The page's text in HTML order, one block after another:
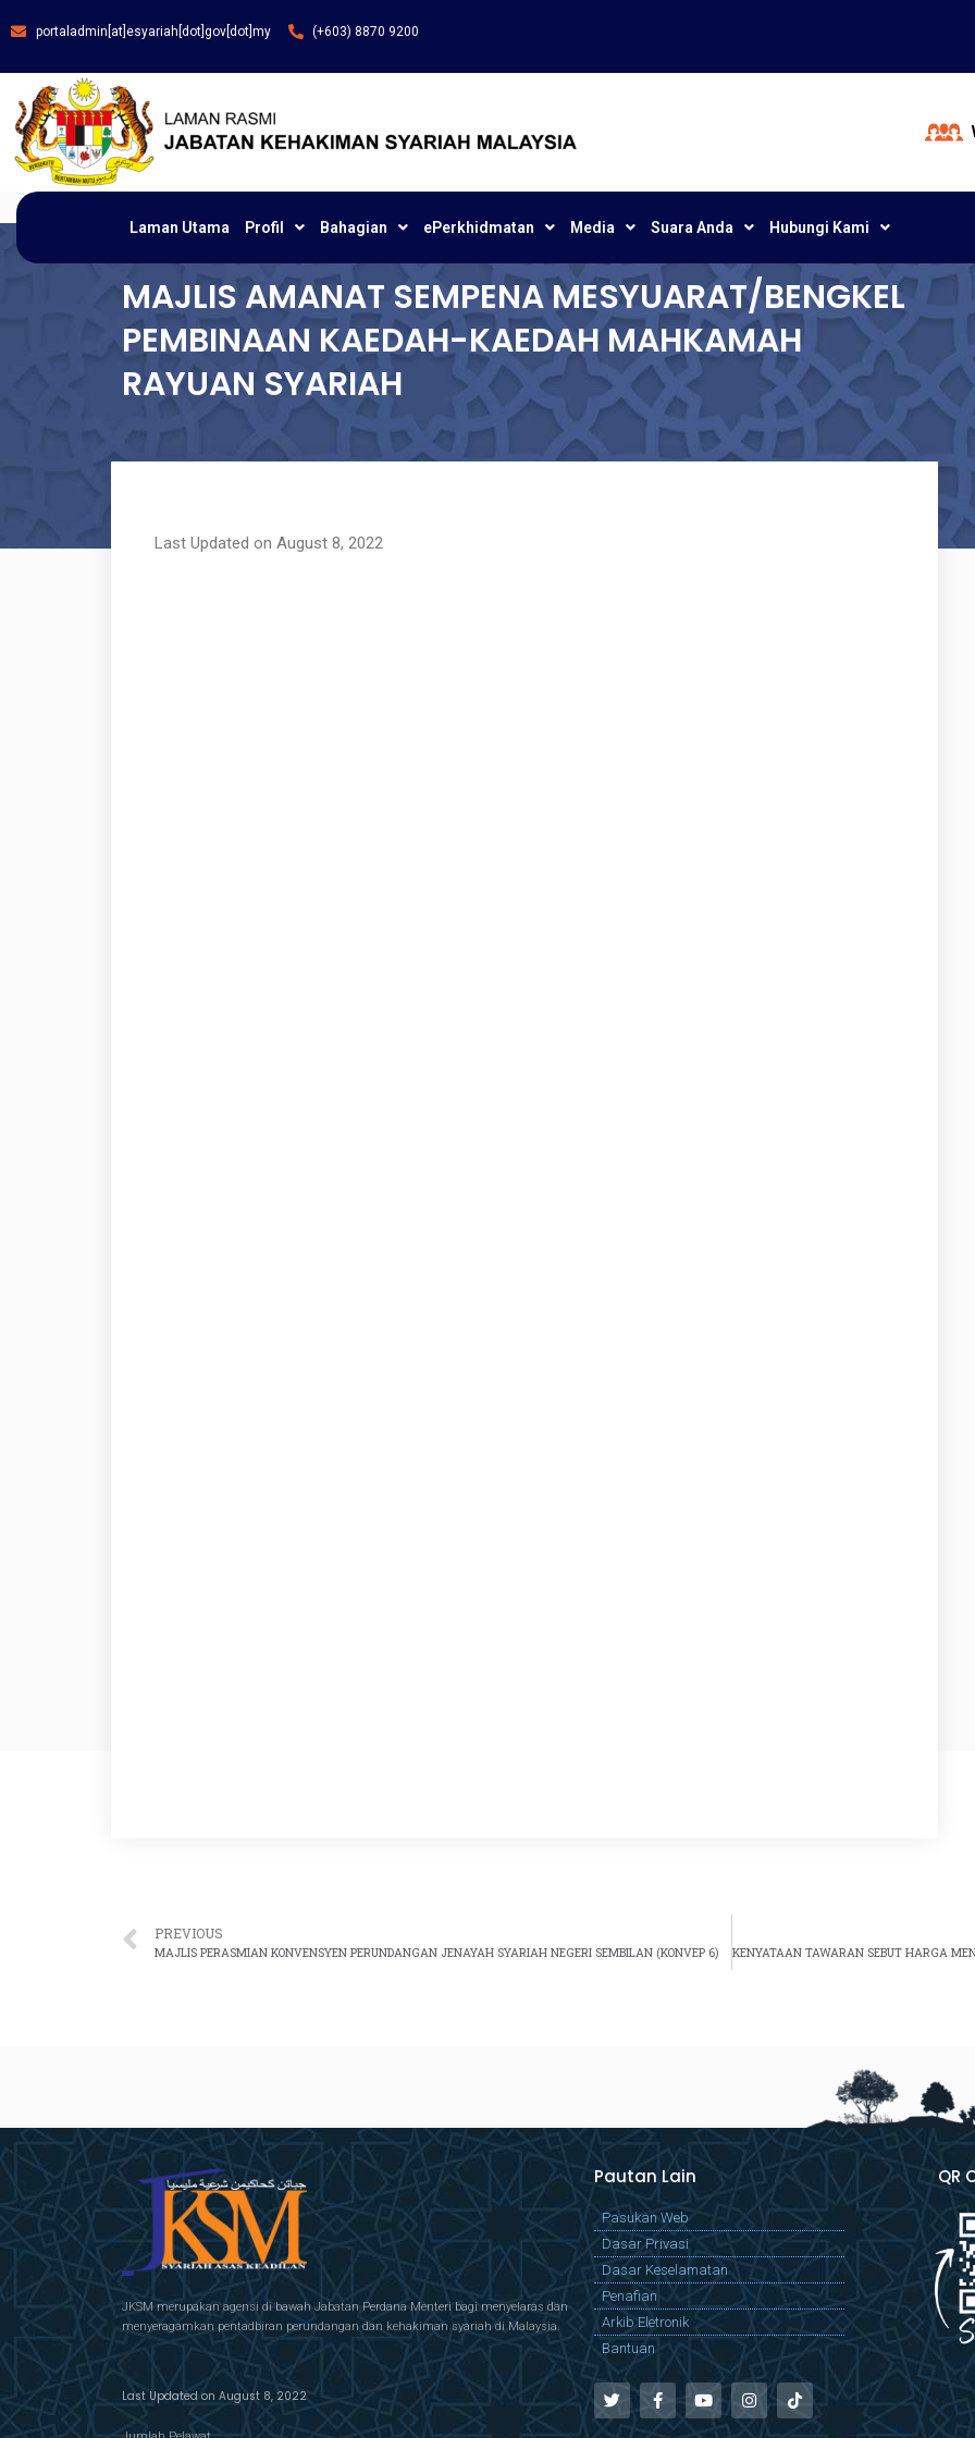
portaladmin[at]esyariah[dot]gov[dot]my (+603) 8870 9200
Laman Utama Profil Bahagian ePerkhidmatan Media Suara Anda Hubungi Kami
MAJLIS AMANAT SEMPENA MESYUARAT/BENGKEL
PEMBINAAN KAEDAH-KAEDAH MAHKAMAH
RAYUAN SYARIAH
Last Updated on August 8, 2022
PREVIOUS
MAJLIS PERASMIAN KONVENSYEN PERUNDANGAN JENAYAH SYARIAH NEGERI SEMBILAN (KONVEP 6)
JKSM merupakan agensi di bawah Jabatan Perdana Menteri bagi menyelaras dan
menyeragamkan pentadbiran perundangan dan kehakiman syariah di Malaysia.
Last Updated on August 8, 2022
Pautan Lain
Pasukan Web
Dasar Privasi
Dasar Keselamatan
Penafian
Arkib Eletronik
Bantuan
QR